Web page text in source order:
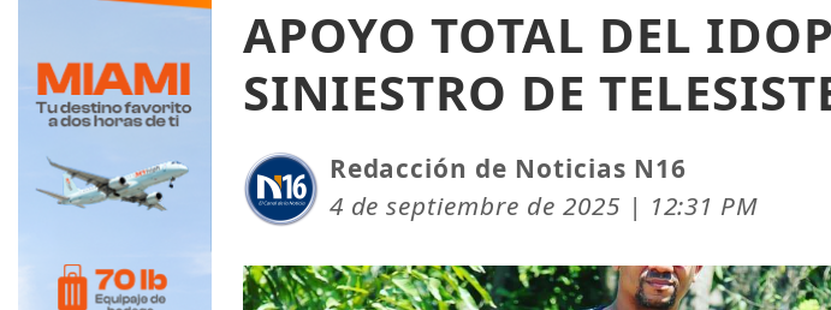
APOYO TOTAL DEL
SINIESTRO DE
Redacción de Noticias N16
4 de septiembre de 2025 | 12:31 PM